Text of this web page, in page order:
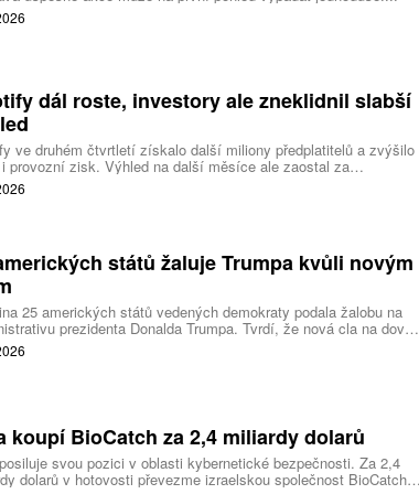
dál roste, investory ale zneklidnil slabší
ve druhém čtvrtletí získalo další miliony předplatitelů a zvýšilo
provozní zisk. Výhled na další měsíce ale zaostal za
a ukázal, že další růst bude vyžadovat vyšší výdaje na
nové služby a umělou inteligenci.
států žaluje Trumpa kvůli novým
25 amerických států vedených demokraty podala žalobu na
prezidenta Donalda Trumpa. Tvrdí, že nová cla na dovoz
zemí překračují pravomoci prezidenta a obcházejí předchozí
amerických soudů.
koupí BioCatch za 2,4 miliardy dolarů
svou pozici v oblasti kybernetické bezpečnosti. Za 2,4
dolarů v hotovosti převezme izraelskou společnost BioCatch,